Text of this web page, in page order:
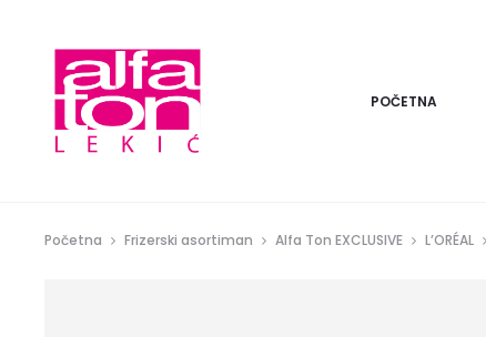
POČETNA
Početna Frizerski asortiman Alfa Ton EXCLUSIVE L’ORÉAL